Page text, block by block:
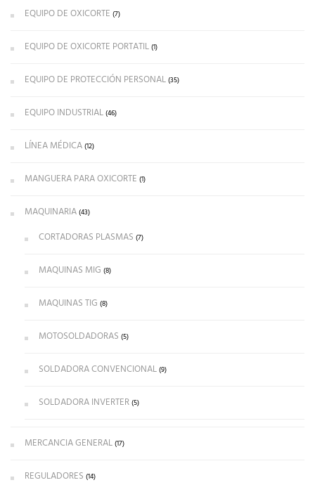
EQUIPO DE OXICORTE (7)
EQUIPO DE OXICORTE PORTATIL(1)
EQUIPO DE PROTECCIÓN PERSONAL(35)
EQUIPO INDUSTRIAL(46)
LÍNEA MÉDICA(12)
MANGUERA PARA OXICORTE (1)
MAQUINARIA(43)
CORTADORAS PLASMAS (7)
MAQUINAS MIG (8)
MAQUINAS TIG (8)
MOTOSOLDADORAS (5)
SOLDADORA CONVENCIONAL(9)
SOLDADORA INVERTER(5)
MERCANCIA GENERAL(17)
REGULADORES (14)